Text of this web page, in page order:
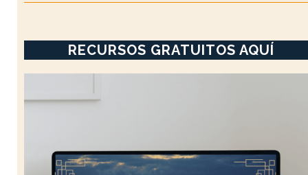
RECURSOS GRATUITOS AQUÍ